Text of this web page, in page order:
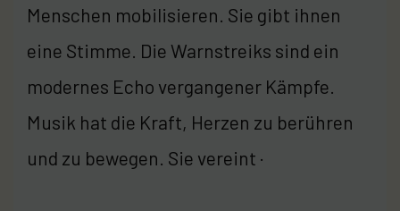
Menschen mobilisieren. Sie gibt ihnen
eine Stimme. Die Warnstreiks sind ein
modernes Echo vergangener Kämpfe.
Musik hat die Kraft, Herzen zu berühren
und zu bewegen. Sie vereint ·